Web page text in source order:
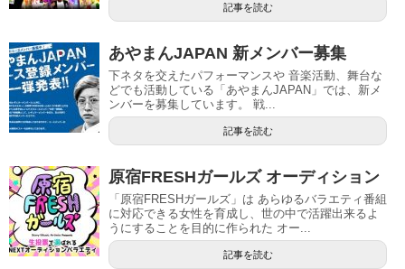
記事を読む
あやまんJAPAN 新メンバー募集
下ネタを交えたパフォーマンスや 音楽活動、舞台な
どでも活動している「あやまんJAPAN」では、新メ
ンバーを募集しています。 戦...
記事を読む
原宿FRESHガールズ オーディション
「原宿FRESHガールズ」は あらゆるバラエティ番組
に対応できる女性を育成し、世の中で活躍出来るよ
うにすることを目的に作られた オー...
記事を読む